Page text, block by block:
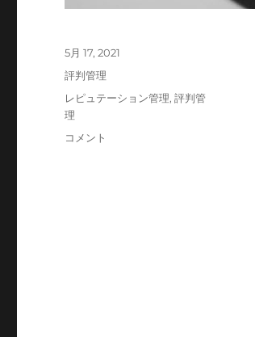
投
稿
5月 17, 2021
カ
ゴ
ー
評判管理
タ
グ
レピュテーション管理,評判管
理
良
コメント